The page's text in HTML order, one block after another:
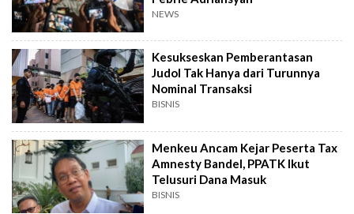
NEWS
Kesukseskan Pemberantasan
Judol Tak Hanya dari Turunnya
Nominal Transaksi
BISNIS
Menkeu Ancam Kejar Peserta Tax
Amnesty Bandel, PPATK Ikut
Telusuri Dana Masuk
BISNIS